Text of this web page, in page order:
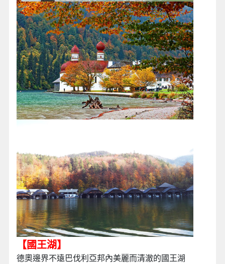
【國王湖】
德奧邊界不遠巴伐利亞邦內美麗而清澈的國王湖